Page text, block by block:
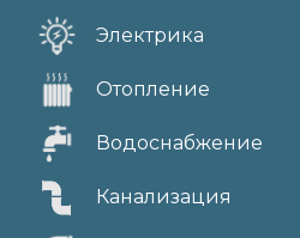
Электрика
Отопление
Водоснабжение
Канализация